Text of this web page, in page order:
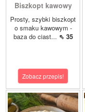
Biszkopt kawowy
Prosty, szybki biszkopt
o smaku kawowym -
baza do ciast... ⇖ 35
Zobacz przepis!